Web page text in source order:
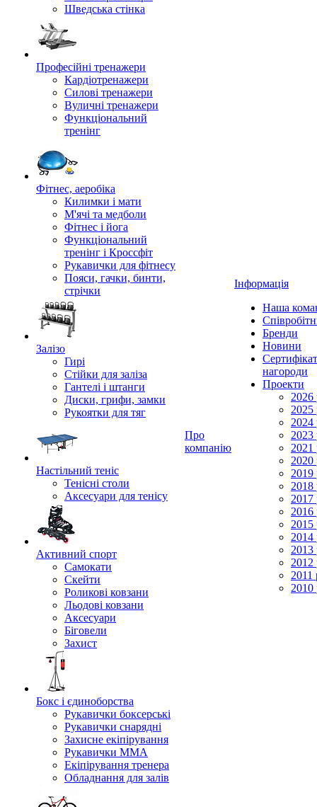
Шведська стінка
Професійні тренажери
Кардіотренажери
Силові тренажери
Вуличні тренажери
Функціональний
тренінг
Фітнес, аеробіка
Килимки і мати
М'ячі та медболи
Фітнес і йога
Функціональний
тренінг і Кроссфіт
Рукавички для фітнесу
Пояси, гачки, бинти,
стрічки
Залізо
Гирі
Стійки для заліза
Гантелі і штанги
Диски, грифи, замки
Рукоятки для тяг
Настільний теніс
Тенісні столи
Аксесуари для тенісу
Активний спорт
Самокати
Скейти
Роликові ковзани
Льодові ковзани
Аксесуари
Біговели
Захист
Бокс і єдиноборства
Рукавички боксерські
Рукавички снарядні
Захисне екіпірування
Рукавички ММА
Екіпірування тренера
Обладнання для залів
Про
компанію
Інформація
Наша
Бренди
Новини
нагороди
Проекти
2026
2025
2024
2023
2021
2020
2019
2018
2017
2016
2015
2014
2013
2012
2011
2010